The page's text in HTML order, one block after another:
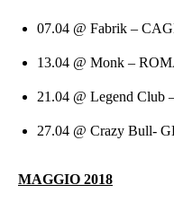
07.04 @ Fabrik –
13.04 @ Monk –
21.04 @ Legend
27.04 @ Crazy Bull-
MAGGIO 2018